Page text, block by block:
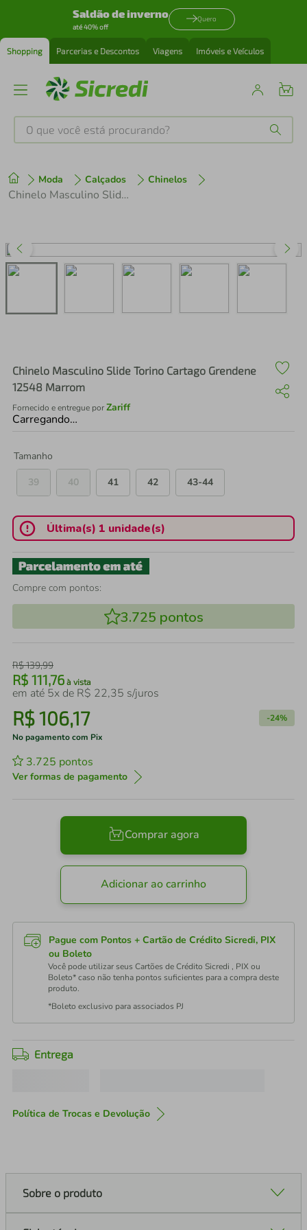
Saldão de inverno
até 40% off
Quero
Shopping Parcerias e Descontos Viagens Imóveis e Veículos
O que você está procurando?
Moda Calçados Chinelos
Chinelo Masculino Slide Torino Cartago Grendene 12548 Marrom
Chinelo Masculino Slide Torino Cartago Grendene
12548 Marrom
Fornecido e entregue porZariff
Carregando…
Tamanho
39
40 41 42 43-44
Última(s) 1 unidade(s)
Compre com pontos:
3.725 pontos
R$139,99
R$ 111,76 à vista
em até 5x de R$ 22,35 s/juros
R$106,17 -24%
No pagamento com Pix
3.725 pontos
Ver formas de pagamento
Comprar agora
Adicionar ao carrinho
Pague com Pontos + Cartão de Crédito Sicredi, PIX
ou Boleto
Você pode utilizar seus Cartões de Crédito Sicredi , PIX ou
Boleto* caso não tenha pontos suficientes para a compra deste
produto.
*Boleto exclusivo para associados PJ
Entrega
Política de Trocas e Devolução
Sobre o produto
1º tenis
perfume